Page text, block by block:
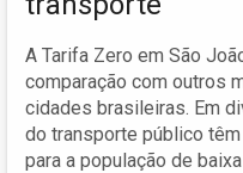
A Tarifa Zero em São
comparação com outros
cidades brasileiras. Em
do transporte público
para a população de